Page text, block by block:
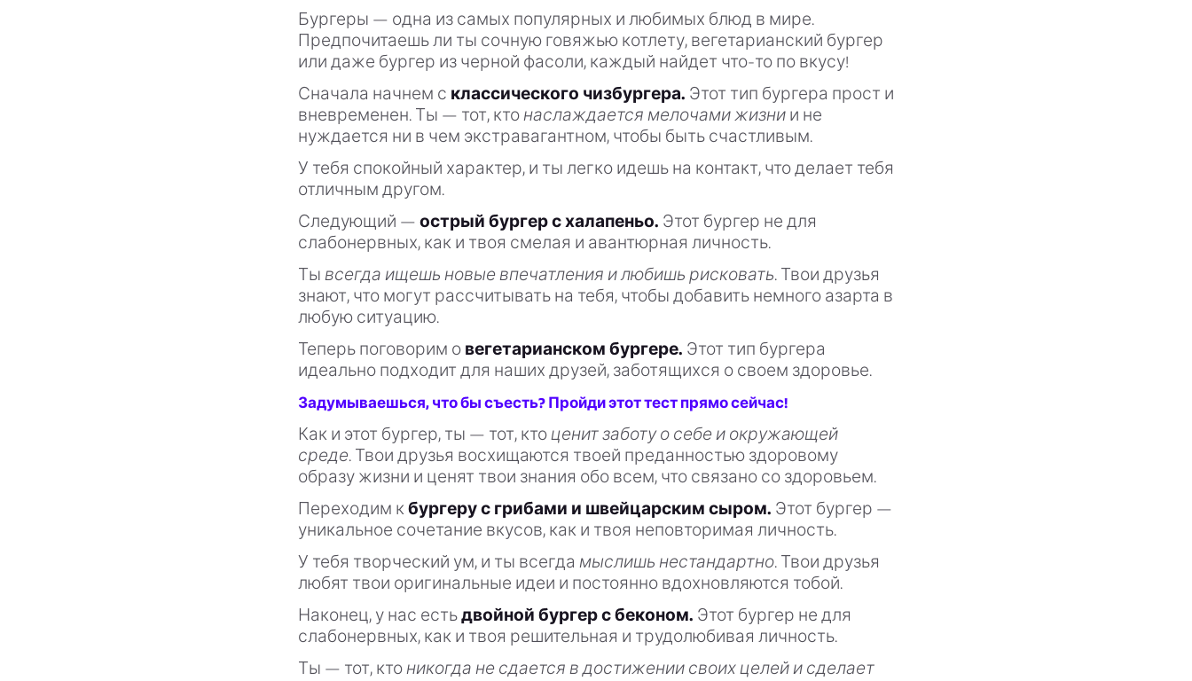
Бургеры — одна из самых популярных и любимых блюд в мире.
Предпочитаешь ли ты сочную говяжью котлету, вегетарианский бургер
или даже бургер из черной фасоли, каждый найдет что-то по вкусу!
Сначала начнем с классического чизбургера. Этот тип бургера прост и
вневременен. Ты — тот, кто наслаждается мелочами жизни и не
нуждается ни в чем экстравагантном, чтобы быть счастливым.
У тебя спокойный характер, и ты легко идешь на контакт, что делает тебя
отличным другом.
Следующий — острый бургер с халапеньо. Этот бургер не для
слабонервных, как и твоя смелая и авантюрная личность.
Ты всегда ищешь новые впечатления и любишь рисковать. Твои друзья
знают, что могут рассчитывать на тебя, чтобы добавить немного азарта в
любую ситуацию.
Теперь поговорим о вегетарианском бургере. Этот тип бургера
идеально подходит для наших друзей, заботящихся о своем здоровье.
Задумываешься, что бы съесть? Пройди этот тест прямо сейчас!
Как и этот бургер, ты — тот, кто ценит заботу о себе и окружающей
среде. Твои друзья восхищаются твоей преданностью здоровому
образу жизни и ценят твои знания обо всем, что связано со здоровьем.
Переходим к бургеру с грибами и швейцарским сыром. Этот бургер —
уникальное сочетание вкусов, как и твоя неповторимая личность.
У тебя творческий ум, и ты всегда мыслишь нестандартно. Твои друзья
любят твои оригинальные идеи и постоянно вдохновляются тобой.
Наконец, у нас естьдвойной бургер с беконом. Этот бургер не для
слабонервных, как и твоя решительная и трудолюбивая личность.
Ты — тот, кто никогда не сдается в достижении своих целей и сделает